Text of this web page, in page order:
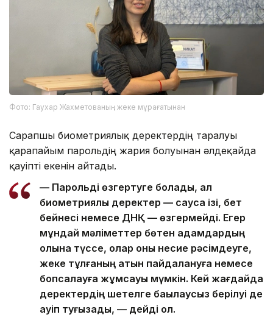
Фото: Гаухар Жахметованың жеке мұрағатынан
Сарапшы биометриялық деректердің таралуы
қарапайым парольдің жария болуынан әлдеқайда
қауіпті екенін айтады.
— Парольді өзгертуге болады, ал
биометриялық деректер — саусақ ізі, бет
бейнесі немесе ДНҚ — өзгермейді. Егер
мұндай мәліметтер бөтен адамдардың
қолына түссе, олар оны несие рәсімдеуге,
жеке тұлғаның атын пайдалануға немесе
бопсалауға жұмсауы мүмкін. Кей жағдайда
деректердің шетелге бақылаусыз берілуі де
қауіп туғызады, — дейді ол.